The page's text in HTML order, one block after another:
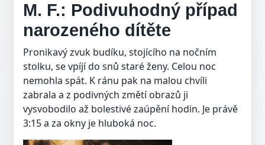
M. F.: Podivuhodný případ
narozeného dítěte
Pronikavý zvuk budíku, stojícího na nočním
stolku, se vpíjí do snů staré ženy. Celou noc
nemohla spát. K ránu pak na malou chvíli
zabrala a z podivných změtí obrazů ji
vysvobodilo až bolestivé zaúpění hodin. Je právě
3:15 a za okny je hluboká noc.